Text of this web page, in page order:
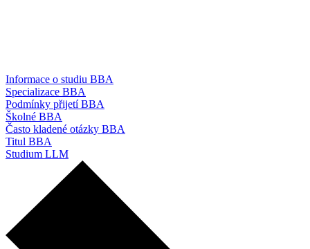
Informace o studiu BBA
Specializace BBA
Podmínky přijetí BBA
Školné BBA
Často kladené otázky BBA
Titul BBA
Studium LLM